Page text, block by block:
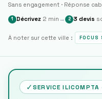
Sans engagement · Réponse
1 Décrivez 2 min → 2 3 devis
À noter sur cette ville : FOCUS
✓ SERVICE